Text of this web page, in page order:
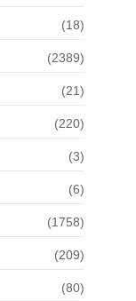
(18)
(2389)
(21)
(220)
(3)
(6)
(1758)
(209)
(80)